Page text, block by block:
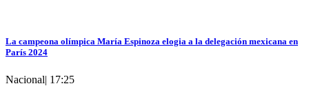
La campeona olímpica María Espinoza elogia a la delegación mexicana en
París 2024
Nacional| 17:25